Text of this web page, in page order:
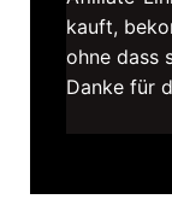
kauft,
ohne dass
Danke für